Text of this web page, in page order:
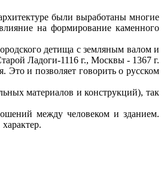
были выработаны многие
на формирование каменного
детища с земляным валом и
Ладоги-1116 г., Москвы - 1367 г.
Это и позволяет говорить о русском
материалов и конструкций), так
между человеком и зданием.